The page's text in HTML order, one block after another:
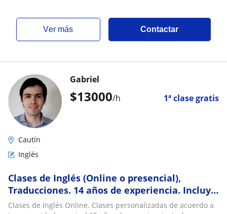
ver más Contactar
$13000/h 1ª clase gratis
Gabriel
Cautín
Inglés
Clases de Inglés (Online o presencial),
Traducciones. 14 años de experiencia. Incluye
material interactivo (todos los niveles)
Clases de Inglés Online. Clases personalizadas de acuerdo a